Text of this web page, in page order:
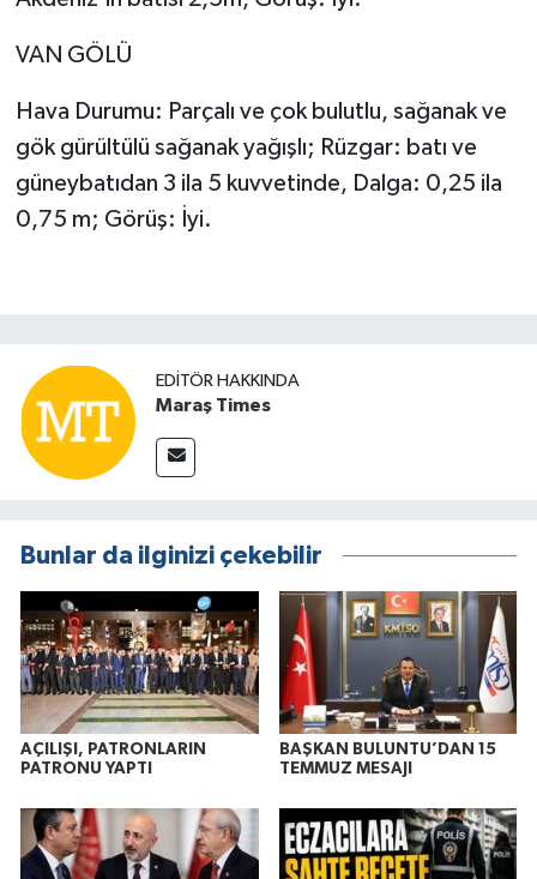
VAN GÖLÜ
Hava Durumu: Parçalı ve çok bulutlu, sağanak ve
gök gürültülü sağanak yağışlı; Rüzgar: batı ve
güneybatıdan 3 ila 5 kuvvetinde, Dalga: 0,25 ila
0,75 m; Görüş: İyi.
EDITÖR HAKKINDA
Maraş Times
Bunlar da ilginizi çekebilir
AÇILIŞI, PATRONLARIN
PATRONU YAPTI
BAŞKAN BULUNTU’DAN 15
TEMMUZ MESAJI